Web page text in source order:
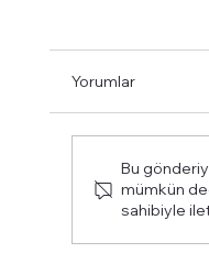
Yorumlar
Bu
mümkün
sahibiyle